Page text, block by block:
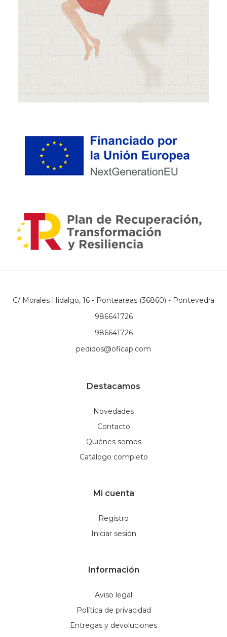
C/ Morales Hidalgo, 16 - Ponteareas (36860) - Pontevedra
986641726
986641726
pedidos@oficap.com
Destacamos
Novedades
Contacto
Quiénes somos
Catálogo completo
Mi cuenta
Registro
Iniciar sesión
Información
Aviso legal
Política de privacidad
Entregas y devoluciones